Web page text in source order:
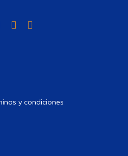
y condiciones